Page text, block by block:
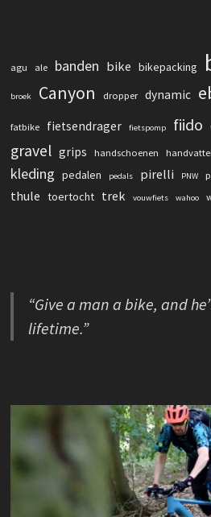
agu ale banden bike bikepacking
broek Canyon dropper dynamic
fatbike fietsendrager fietspomp fiido
gravel grips handschoenen
kleding pedalen pedals pirelli PNW
thule toertocht trek vouwfiets wahoo
“Give a man a bike, and
lifetime.”